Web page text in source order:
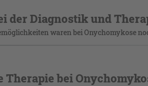
der Diagnostik und
waren bei Onychomykose
bei